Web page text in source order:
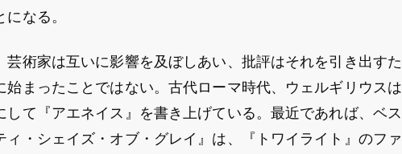
なる。
術家は互いに影響を及ぼしあい、批評はそれを引き出すた
始まったことではない。古代ローマ時代、ウェルギリウスは
して『アエネイス』を書き上げている。最近であれば、ベス
ィ・シェイズ・オブ・グレイ』は、『トワイライト』のファ